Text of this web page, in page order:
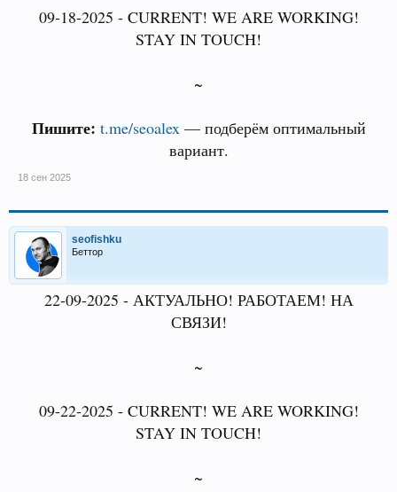
09-18-2025 - CURRENT! WE ARE WORKING!
STAY IN TOUCH!
~
Пишите: t.me/seoalex— подберём оптимальный
вариант.
18 сен 2025
seofishku
Беттор
22-09-2025 - АКТУАЛЬНО! РАБОТАЕМ! НА
СВЯЗИ!
~
09-22-2025 - CURRENT! WE ARE WORKING!
STAY IN TOUCH!
~